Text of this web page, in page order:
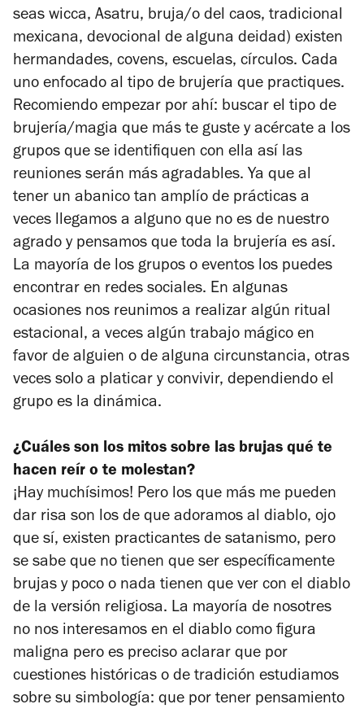
seas wicca, Asatru, bruja/o del caos, tradicional
mexicana, devocional de alguna deidad) existen
hermandades, covens, escuelas, círculos. Cada
uno enfocado al tipo de brujería que practiques.
Recomiendo empezar por ahí: buscar el tipo de
brujería/magia que más te guste y acércate a los
grupos que se identifiquen con ella así las
reuniones serán más agradables. Ya que al
tener un abanico tan amplío de prácticas a
veces llegamos a alguno que no es de nuestro
agrado y pensamos que toda la brujería es así.
La mayoría de los grupos o eventos los puedes
encontrar en redes sociales. En algunas
ocasiones nos reunimos a realizar algún ritual
estacional, a veces algún trabajo mágico en
favor de alguien o de alguna circunstancia, otras
veces solo a platicar y convivir, dependiendo el
grupo es la dinámica.
¿Cuáles son los mitos sobre las brujas qué te
hacen reír o te molestan?
¡Hay muchísimos! Pero los que más me pueden
dar risa son los de que adoramos al diablo, ojo
que sí, existen practicantes de satanismo, pero
se sabe que no tienen que ser específicamente
brujas y poco o nada tienen que ver con el diablo
de la versión religiosa. La mayoría de nosotres
no nos interesamos en el diablo como figura
maligna pero es preciso aclarar que por
cuestiones históricas o de tradición estudiamos
sobre su simbología: que por tener pensamiento